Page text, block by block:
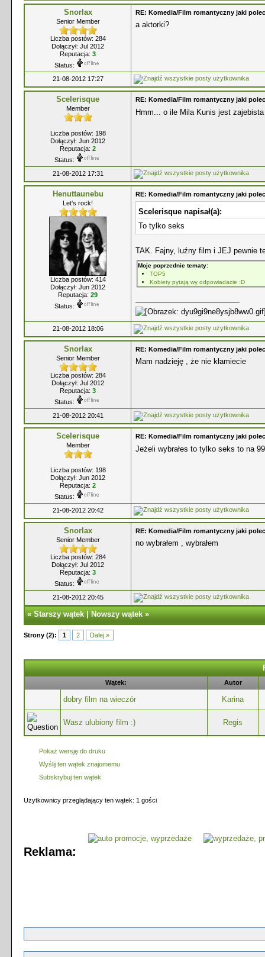
Snorlax
Senior Member
Liczba postów: 284
Dołączył: Jul 2012
Reputacja: 3
Status:
RE: Komedia/Film romantyczny jaki
a aktorki?
21-08-2012 17:27
Scelerisque
Member
Liczba postów: 198
Dołączył: Jun 2012
Reputacja: 2
Status:
RE: Komedia/Film romantyczny jaki
Hmm... o ile Mila Kunis jest
21-08-2012 17:31
Henuttaunebu
Let's rock!
Liczba postów: 414
Dołączył: Jun 2012
Reputacja: 29
Status:
RE: Komedia/Film romantyczny jaki
Scelerisque napisał(a):
To tylko seks
TAK. Fajny, luźny film i JEJ pewnie
Moje poprzednie tematy:
TOP5
Kobiety pytają wy odpowiadacie :D
21-08-2012 18:06
Snorlax
Senior Member
Liczba postów: 284
Dołączył: Jul 2012
Reputacja: 3
Status:
RE: Komedia/Film romantyczny jaki
Mam nadzieję , że nie kłamiecie
21-08-2012 20:41
Scelerisque
Member
Liczba postów: 198
Dołączył: Jun 2012
Reputacja: 2
Status:
RE: Komedia/Film romantyczny jaki
Jeżeli wybrałes to tylko seks to na
21-08-2012 20:42
Snorlax
Senior Member
Liczba postów: 284
Dołączył: Jul 2012
Reputacja: 3
Status:
RE: Komedia/Film romantyczny jaki
no wybrałem , wybrałem
21-08-2012 20:45
«Starszy wątek|Nowszy wątek»
Strony (2): 1 2 Dalej »
Wątek: Autor
dobry film na wieczór Karina
Wasz ulubiony film :) Regis
Pokaż wersję do druku
Wyślij ten wątek znajomemu
Subskrybuj ten wątek
Użytkownicy przeglądający ten wątek: 1 gości
Reklama: